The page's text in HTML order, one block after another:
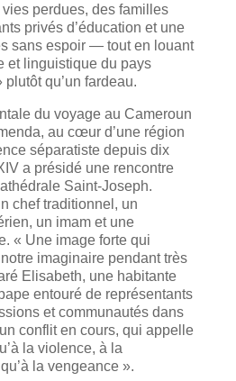
perdues, des familles
privés d’éducation et une
sans espoir — tout en louant
et linguistique du pays
qu’un fardeau.
du voyage au Cameroun
au cœur d’une région
séparatiste depuis dix
a présidé une rencontre
Saint-Joseph.
chef traditionnel, un
un imam et une
« Une image forte qui
imaginaire pendant très
Elisabeth, une habitante
entouré de représentants
et communautés dans
conflit en cours, qui appelle
la violence, à la
la vengeance ».